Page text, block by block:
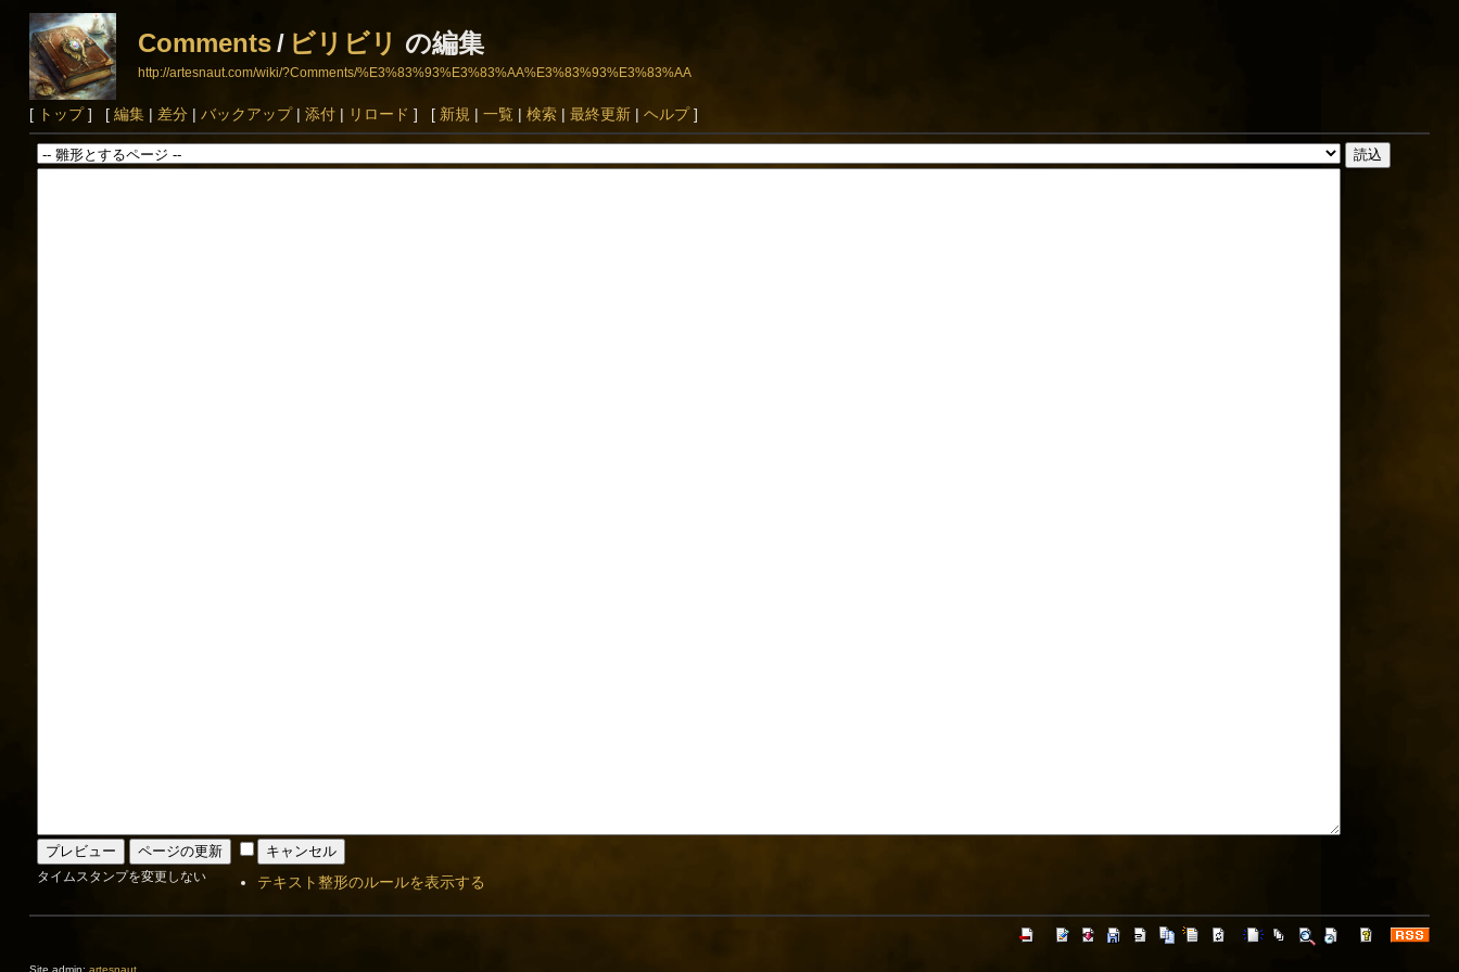
Comments/ ビリビリ の編集
http://artesnaut.com/wiki/?Comments/%E3%83%93%E3%83%AA%E3%83%93%E3%83%AA
[ トップ] [ 編集| 差分| バックアップ| 添付| リロード ] [ 新規 | 一覧| 検索| 最終更新| ヘルプ]
タイムスタンプを変更しない テキスト整形のルールを表示する
Site admin: artesnaut